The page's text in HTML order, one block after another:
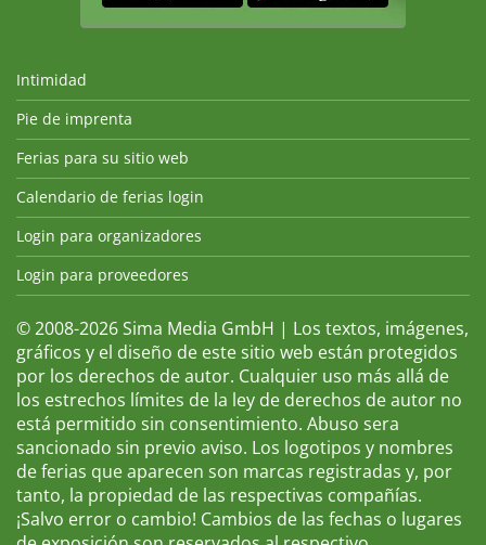
Intimidad
Pie de imprenta
Ferias para su sitio web
Calendario de ferias login
Login para organizadores
Login para proveedores
© 2008-2026 Sima Media GmbH | Los textos, imágenes,
gráficos y el diseño de este sitio web están protegidos
por los derechos de autor. Cualquier uso más allá de
los estrechos límites de la ley de derechos de autor no
está permitido sin consentimiento. Abuso sera
sancionado sin previo aviso. Los logotipos y nombres
de ferias que aparecen son marcas registradas y, por
tanto, la propiedad de las respectivas compañías.
¡Salvo error o cambio! Cambios de las fechas o lugares